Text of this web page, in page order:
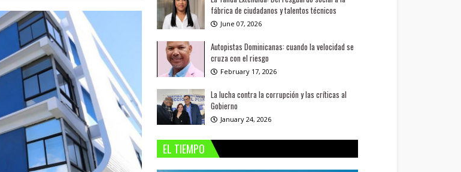
fábrica de ciudadanos y talentos técnicos
June 07, 2026
Autopistas Dominicanas: cuando la velocidad se
cruza con el riesgo
February 17, 2026
La lucha contra la corrupción y las críticas al
Gobierno
January 24, 2026
EL TIEMPO